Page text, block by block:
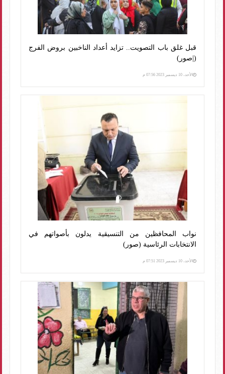
قبل غلق باب التصويت.. تزايد أعداد الناخبين بروض الفرج
(|صور)
الأحد، 10 ديسمبر 2023 07:56 م
نواب المحافظين من التنسيقية يدلون بأصواتهم في
الانتخابات الرئاسية (صور)
الأحد، 10 ديسمبر 2023 07:51 م